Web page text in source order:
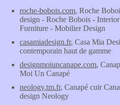
roche-bobois.com, Roche
design - Roche Bobois -
Furniture - Mobilier Design
casamiadesign.fr, Casa Mia
contemporain haut de gamme
designmoiuncanape.com,
Moi Un Canapé
neology.tm.fr, Canapé cuir
design Neology